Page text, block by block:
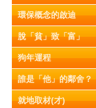
環保概念的啟迪
脫「貧」致「富」
狗年運程
誰是「他」的鄰舍？
就地取材(才)